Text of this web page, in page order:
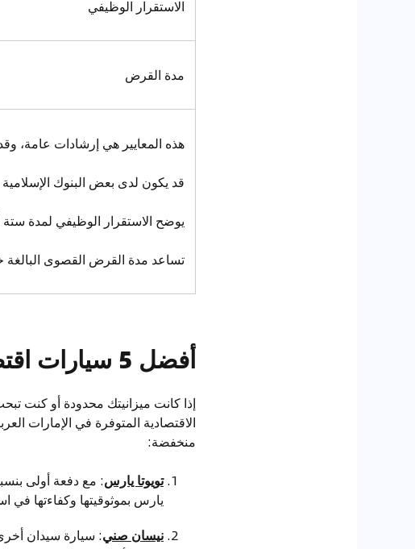
الاستقرار الوظيفي
مدة القرض
هذه المعايير هي إرشادات عامة،
قد يكون لدى بعض البنوك
يوضح الاستقرار الوظيفي لمدة
تساعد مدة القرض القصوى البالغة
أفضل 5 سيارات اقتصادية مع خيارات أقساط شهرية منخفضة
إذا كانت ميزانيتك محدودة أو كنت
منخفضة:
تويوتا يارس
يارس بموثوقيتها وكفاءتها في
نيسان صني: سيارة سيدان